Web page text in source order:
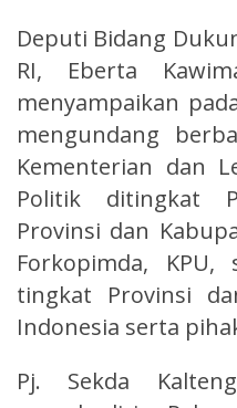
Deputi Bidang
RI, Eberta
menyampaikan
mengundang
Kementerian dan
Politik ditingkat
Provinsi dan
Forkopimda,
tingkat Provinsi
Indonesia serta
Pj. Sekda